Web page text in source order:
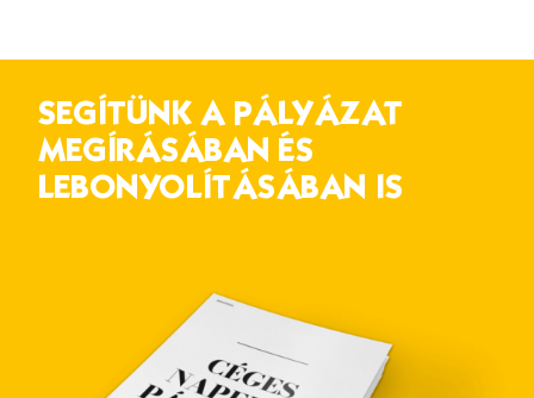
SEGÍTÜNK A PÁLYÁZAT
MEGÍRÁSÁBAN ÉS
LEBONYOLÍTÁSÁBAN IS